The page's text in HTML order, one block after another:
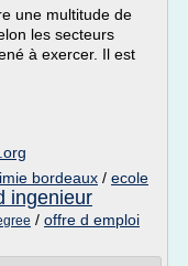
une multitude de
les secteurs
à exercer. Il est
bordeaux / ecole
ingenieur
/ offre d emploi